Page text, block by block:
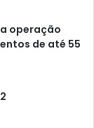
operação
de até 55